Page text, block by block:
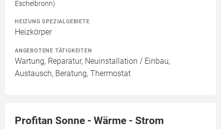
Eschelbronn)
HEIZUNG SPEZIALGEBIETE
Heizkörper
ANGEBOTENE TÄTIGKEITEN
Wartung, Reparatur, Neuinstallation / Einbau,
Austausch, Beratung, Thermostat
Profitan Sonne - Wärme - Strom